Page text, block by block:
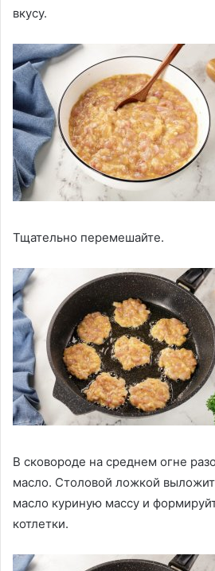
вкусу.
Тщательно перемешайте.
В сковороде на среднем огне
масло. Столовой ложкой
масло куриную массу и
котлетки.